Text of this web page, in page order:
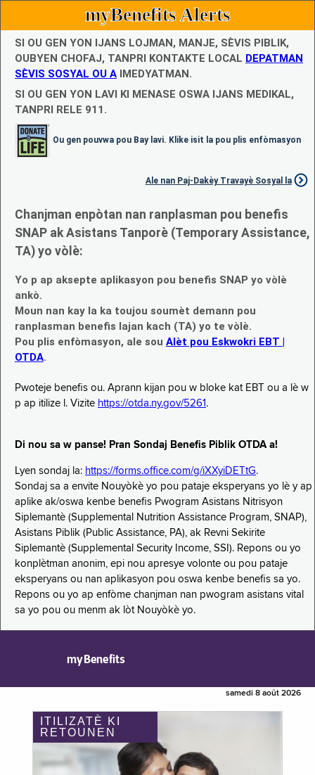
myBenefits Alerts
SI OU GEN YON IJANS LOJMAN, MANJE, SÈVIS PIBLIK,
OUBYEN CHOFAJ, TANPRI KONTAKTE LOCAL DEPATMAN
SÈVIS SOSYAL OU A IMEDYATMAN.
SI OU GEN YON LAVI KI MENASE OSWA IJANS MEDIKAL,
TANPRI RELE 911.
Ou gen pouvwa pou Bay lavi. Klike isit la pou plis enfòmasyon
Ale nan Paj-Dakèy Travayè Sosyal la
Chanjman enpòtan nan ranplasman pou benefis
SNAP ak Asistans Tanporè (Temporary Assistance,
TA) yo vòlè:
Yo p ap aksepte aplikasyon pou benefis SNAP yo vòlè
ankò.
Moun nan kay la ka toujou soumèt demann pou
ranplasman benefis lajan kach (TA) yo te vòlè.
Pou plis enfòmasyon, ale sou Alèt pou Eskwokri EBT |
OTDA.
Pwoteje benefis ou. Aprann kijan pou w bloke kat EBT ou a lè w
p ap itilize l. Vizite https://otda.ny.gov/5261 .
Di nou sa w panse! Pran Sondaj Benefis Piblik OTDA a!
Lyen sondaj la: https://forms.office.com/g/iXXyiDETtG.
Sondaj sa a envite Nouyòkè yo pou pataje eksperyans yo lè y ap
aplike ak/oswa kenbe benefis Pwogram Asistans Nitrisyon
Siplemantè (Supplemental Nutrition Assistance Program, SNAP),
Asistans Piblik (Public Assistance, PA), ak Revni Sekirite
Siplemantè (Supplemental Security Income, SSI). Repons ou yo
konplètman anonim, epi nou apresye volonte ou pou pataje
eksperyans ou nan aplikasyon pou oswa kenbe benefis sa yo.
Repons ou yo ap enfòme chanjman nan pwogram asistans vital
sa yo pou ou menm ak lòt Nouyòkè yo.
myBenefits
samedi 8 août 2026
ITILIZATÈ KI
RETOUNEN